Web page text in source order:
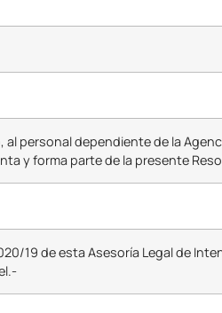
personal dependiente de la
y forma parte de la presente
19 de esta Asesoría Legal de